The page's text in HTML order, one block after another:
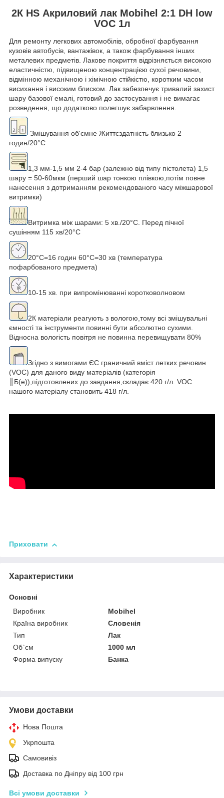
2К HS Акриловий лак Mobihel 2:1 DH low
VOC 1л
Для ремонту легкових автомобілів, обробної фарбування
кузовів автобусів, вантажівок, а також фарбування інших
металевих предметів. Лакове покриття відрізняється високою
еластичністю, підвищеною концентрацією сухої речовини,
відмінною механічною і хімічною стійкістю, коротким часом
висихання і високим блиском. Лак забезпечує тривалий захист
шару базової емалі, готовий до застосування і не вимагає
розведення, що додатково полегшує забарвлення.
Змішування об'ємне Життєздатність близько 2
годин/20°С
1,3 мм-1,5 мм 2-4 бар (залежно від типу пістолета) 1,5
шару = 50-60мкм (перший шар тонкою плівкою,потім повне
нанесення з дотриманням рекомендованого часу міжшарової
витримки)
Витримка між шарами: 5 хв./20°С. Перед пічної
сушінням 115 хв/20°С
20°С=16 годин 60°С=30 хв (температура
пофарбованого предмета)
10-15 хв. при випромінюванні коротковолновом
2К матеріали реагують з вологою,тому всі змішувальні
ємності та інструменти повинні бути абсолютно сухими.
Відносна вологість повітря не повинна перевищувати 80%
Згідно з вимогами ЄС граничний вміст летких речовин
(VOC) для даного виду матеріалів (категорія
║Б(е)),підготовлених до завдання,складає 420 г/л. VOC
нашого матеріалу становить 418 г/л.
Приховати
Характеристики
Основні
Виробник
Mobihel
Країна виробник
Словенія
Тип
Лак
Об`єм
1000 мл
Форма випуску
Банка
Умови доставки
Нова Пошта
Укрпошта
Самовивіз
Доставка по Дніпру від 100 грн
Всі умови доставки